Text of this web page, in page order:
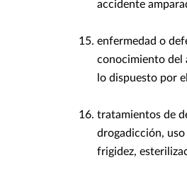
accidente
enfermedad o
conocimiento del
lo dispuesto por
tratamientos de
drogadicción,
frigidez,